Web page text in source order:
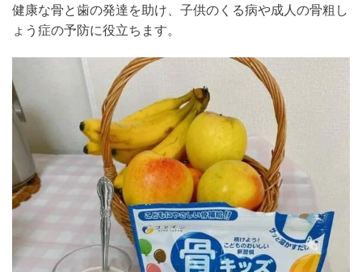
健康な骨と歯の発達を助け、子供のくる病や成人の骨粗し
ょう症の予防に役立ちます。